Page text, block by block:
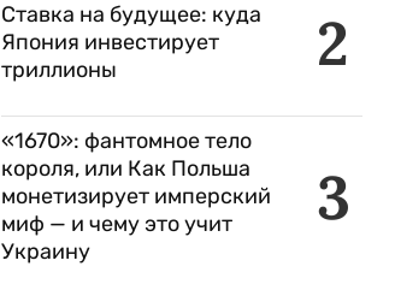
2
Ставка на будущее: куда
Япония инвестирует
триллионы
3
«1670»: фантомное тело
короля, или Как Польша
монетизирует имперский
миф — и чему это учит
Украину